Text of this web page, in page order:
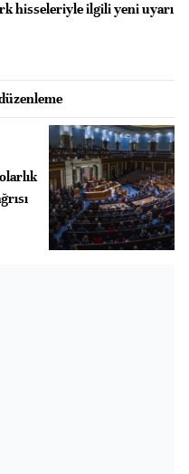
hisseleriyle ilgili yeni uyarı